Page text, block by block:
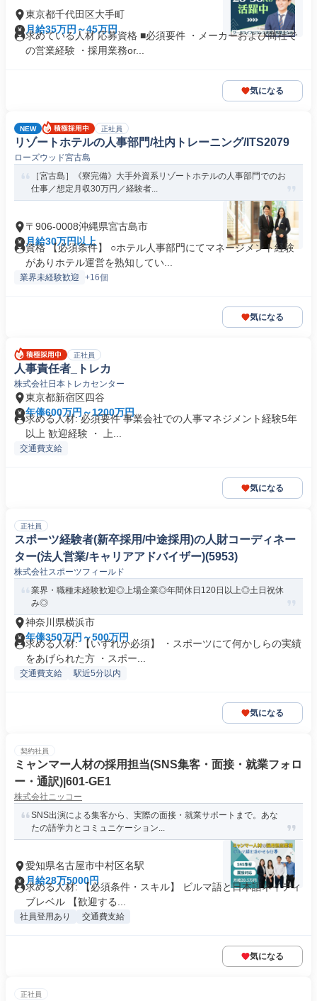
東京都千代田区大手町
月給35万円～45万円
求めている人材 応募資格 ■必須要件 ・メーカーおよび商社で
の営業経験 ・採用業務or...
気になる
NEW 正社員
リゾートホテルの人事部門/社内トレーニング/ITS2079
ローズウッド宮古島
［宮古島］《寮完備》大手外資系リゾートホテルの人事部門でのお
仕事／想定月収30万円／経験者...
〒906-0008沖縄県宮古島市
月給30万円以上
資格 【必須条件】 ○ホテル人事部門にてマネージメント経験
がありホテル運営を熟知してい...
業界未経験歓迎 +16個
気になる
正社員
人事責任者_トレカ
株式会社日本トレカセンター
東京都新宿区四谷
年俸600万円～1200万円
求める人材: 必須要件 事業会社での人事マネジメント経験5年
以上 歓迎経験 ・ 上...
交通費支給
気になる
正社員
スポーツ経験者(新卒採用/中途採用)の人財コーディネー
ター(法人営業/キャリアアドバイザー)(5953)
株式会社スポーツフィールド
業界・職種未経験歓迎◎上場企業◎年間休日120日以上◎土日祝休
み◎
神奈川県横浜市
年俸350万円～500万円
求める人材: 【いずれか必須】 ・スポーツにて何かしらの実績
をあげられた方 ・スポー...
交通費支給 駅近5分以内
気になる
契約社員
ミャンマー人材の採用担当(SNS集客・面接・就業フォロ
ー・通訳)|601-GE1
株式会社ニッコー
SNS出演による集客から、実際の面接・就業サポートまで。あな
たの語学力とコミュニケーション...
愛知県名古屋市中村区名駅
月給28万5000円
求める人材: 【必須条件・スキル】 ビルマ語と日本語ネイティ
ブレベル 【歓迎する...
社員登用あり 交通費支給
気になる
正社員